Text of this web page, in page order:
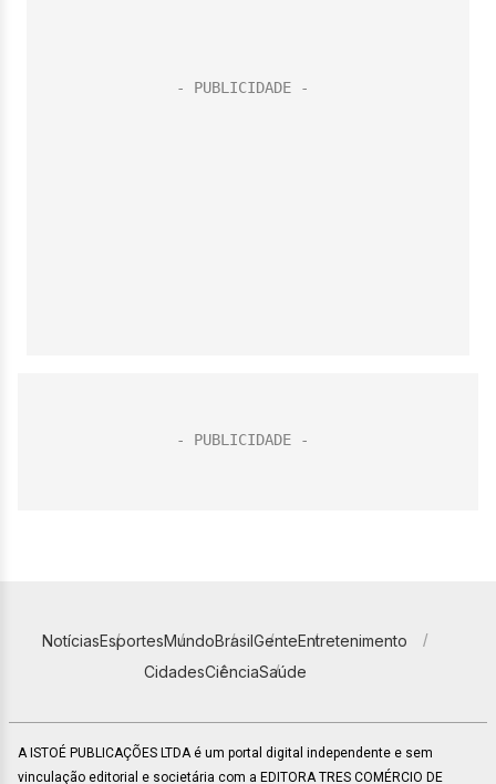
NotíciasEsportesMundoBrasilGenteEntretenimento
CidadesCiênciaSaúde
A ISTOÉ PUBLICAÇÕES LTDA é um portal digital independente e sem
vinculação editorial e societária com a EDITORA TRES COMÉRCIO DE